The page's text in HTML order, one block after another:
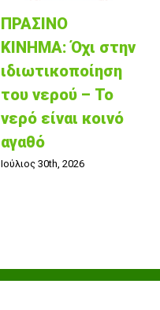
ΠΡΑΣΙΝΟ
ΚΙΝΗΜΑ: Όχι στην
ιδιωτικοποίηση
του νερού – Το
νερό είναι κοινό
αγαθό
Ιούλιος 30th, 2026